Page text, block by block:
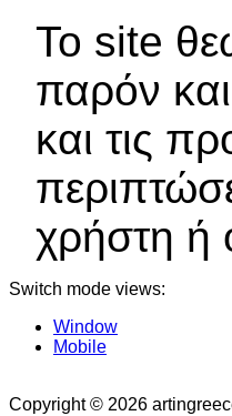
Το site
παρόν
και τις
χρήστη ή
Switch mode views:
Window
Mobile
Copyright © 2026